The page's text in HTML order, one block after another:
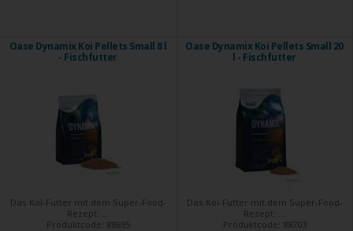
Oase Dynamix Koi Pellets Small 8 l
- Fischfutter
Das Koi-Futter mit dem Super-Food-
Rezept: ...
Produktcode: 88695
Oase Dynamix Koi Pellets Small 20
l - Fischfutter
Das Koi-Futter mit dem Super-Food-
Rezept: ...
Produktcode: 88703